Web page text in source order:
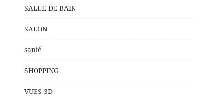
SALLE DE BAIN
SALON
santé
SHOPPING
VUES 3D